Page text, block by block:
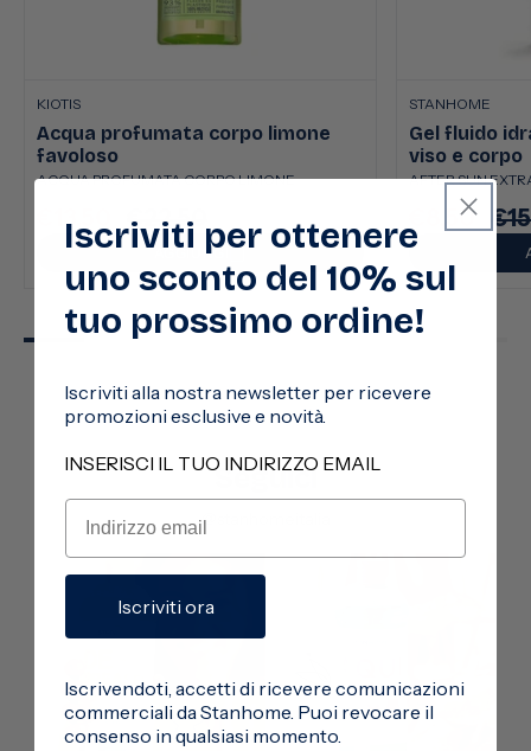
KIOTIS
Acqua profumata corpo limone
favoloso
ACQUA PROFUMATA CORPO LIMONE
scontato
€13,50
Prezzo
di
listino
€22,50
AGGIUNGI
STANHOME
Gel fluido
viso e corpo
AFTER SUN
Prezzo
scontato
€8,50
Seguici
@stanhomeitalia
Iscriviti per ottenere
uno sconto del 10% sul
tuo prossimo ordine!
Iscriviti alla nostra newsletter per ricevere
promozioni esclusive e novità.
INSERISCI IL TUO INDIRIZZO EMAIL
Iscriviti ora
Iscrivendoti, accetti di ricevere comunicazioni
commerciali da Stanhome. Puoi revocare il
consenso in qualsiasi momento.